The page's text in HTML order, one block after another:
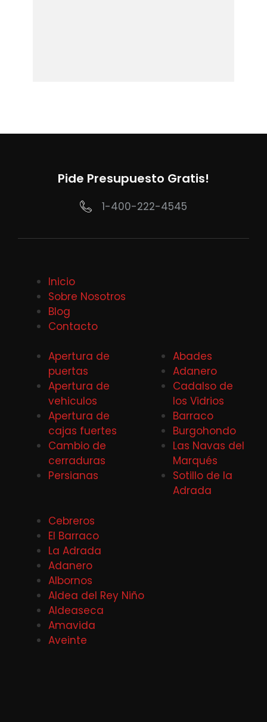
Pide Presupuesto Gratis!
1-400-222-4545
Inicio
Sobre Nosotros
Blog
Contacto
Apertura de
puertas
Apertura de
vehiculos
Apertura de
cajas fuertes
Cambio de
cerraduras
Persianas
Abades
Adanero
Cadalso de
los Vidrios
Barraco
Burgohondo
Las Navas del
Marqués
Sotillo de la
Adrada
Cebreros
El Barraco
La Adrada
Adanero
Albornos
Aldea del Rey Niño
Aldeaseca
Amavida
Aveinte